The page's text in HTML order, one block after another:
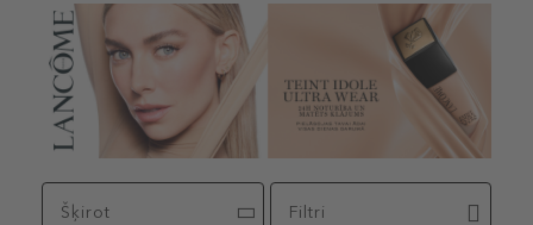
Šķirot Filtri